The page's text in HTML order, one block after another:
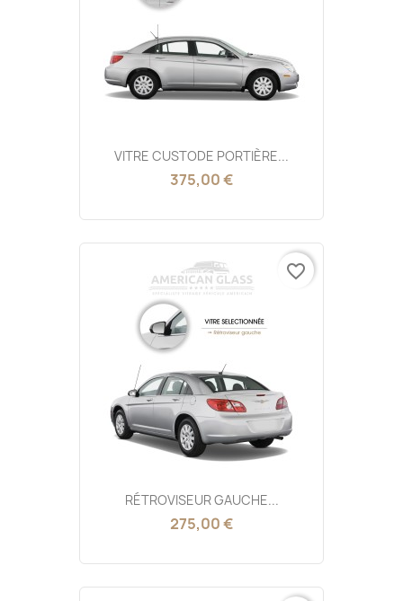
VITRE CUSTODE PORTIÈRE...
375,00 €
RÉTROVISEUR GAUCHE...
275,00 €
favorite_border